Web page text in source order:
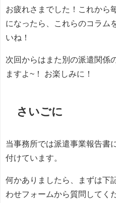
お疲れさまでした！これから
になったら、これらのコラム
いね！
次回からはまた別の派遣関係
ますよ~ ！ お楽しみに！
さいごに
当事務所では派遣事業報告書
付けています。
何かありましたら、まずは下
わせフォームから質問してく